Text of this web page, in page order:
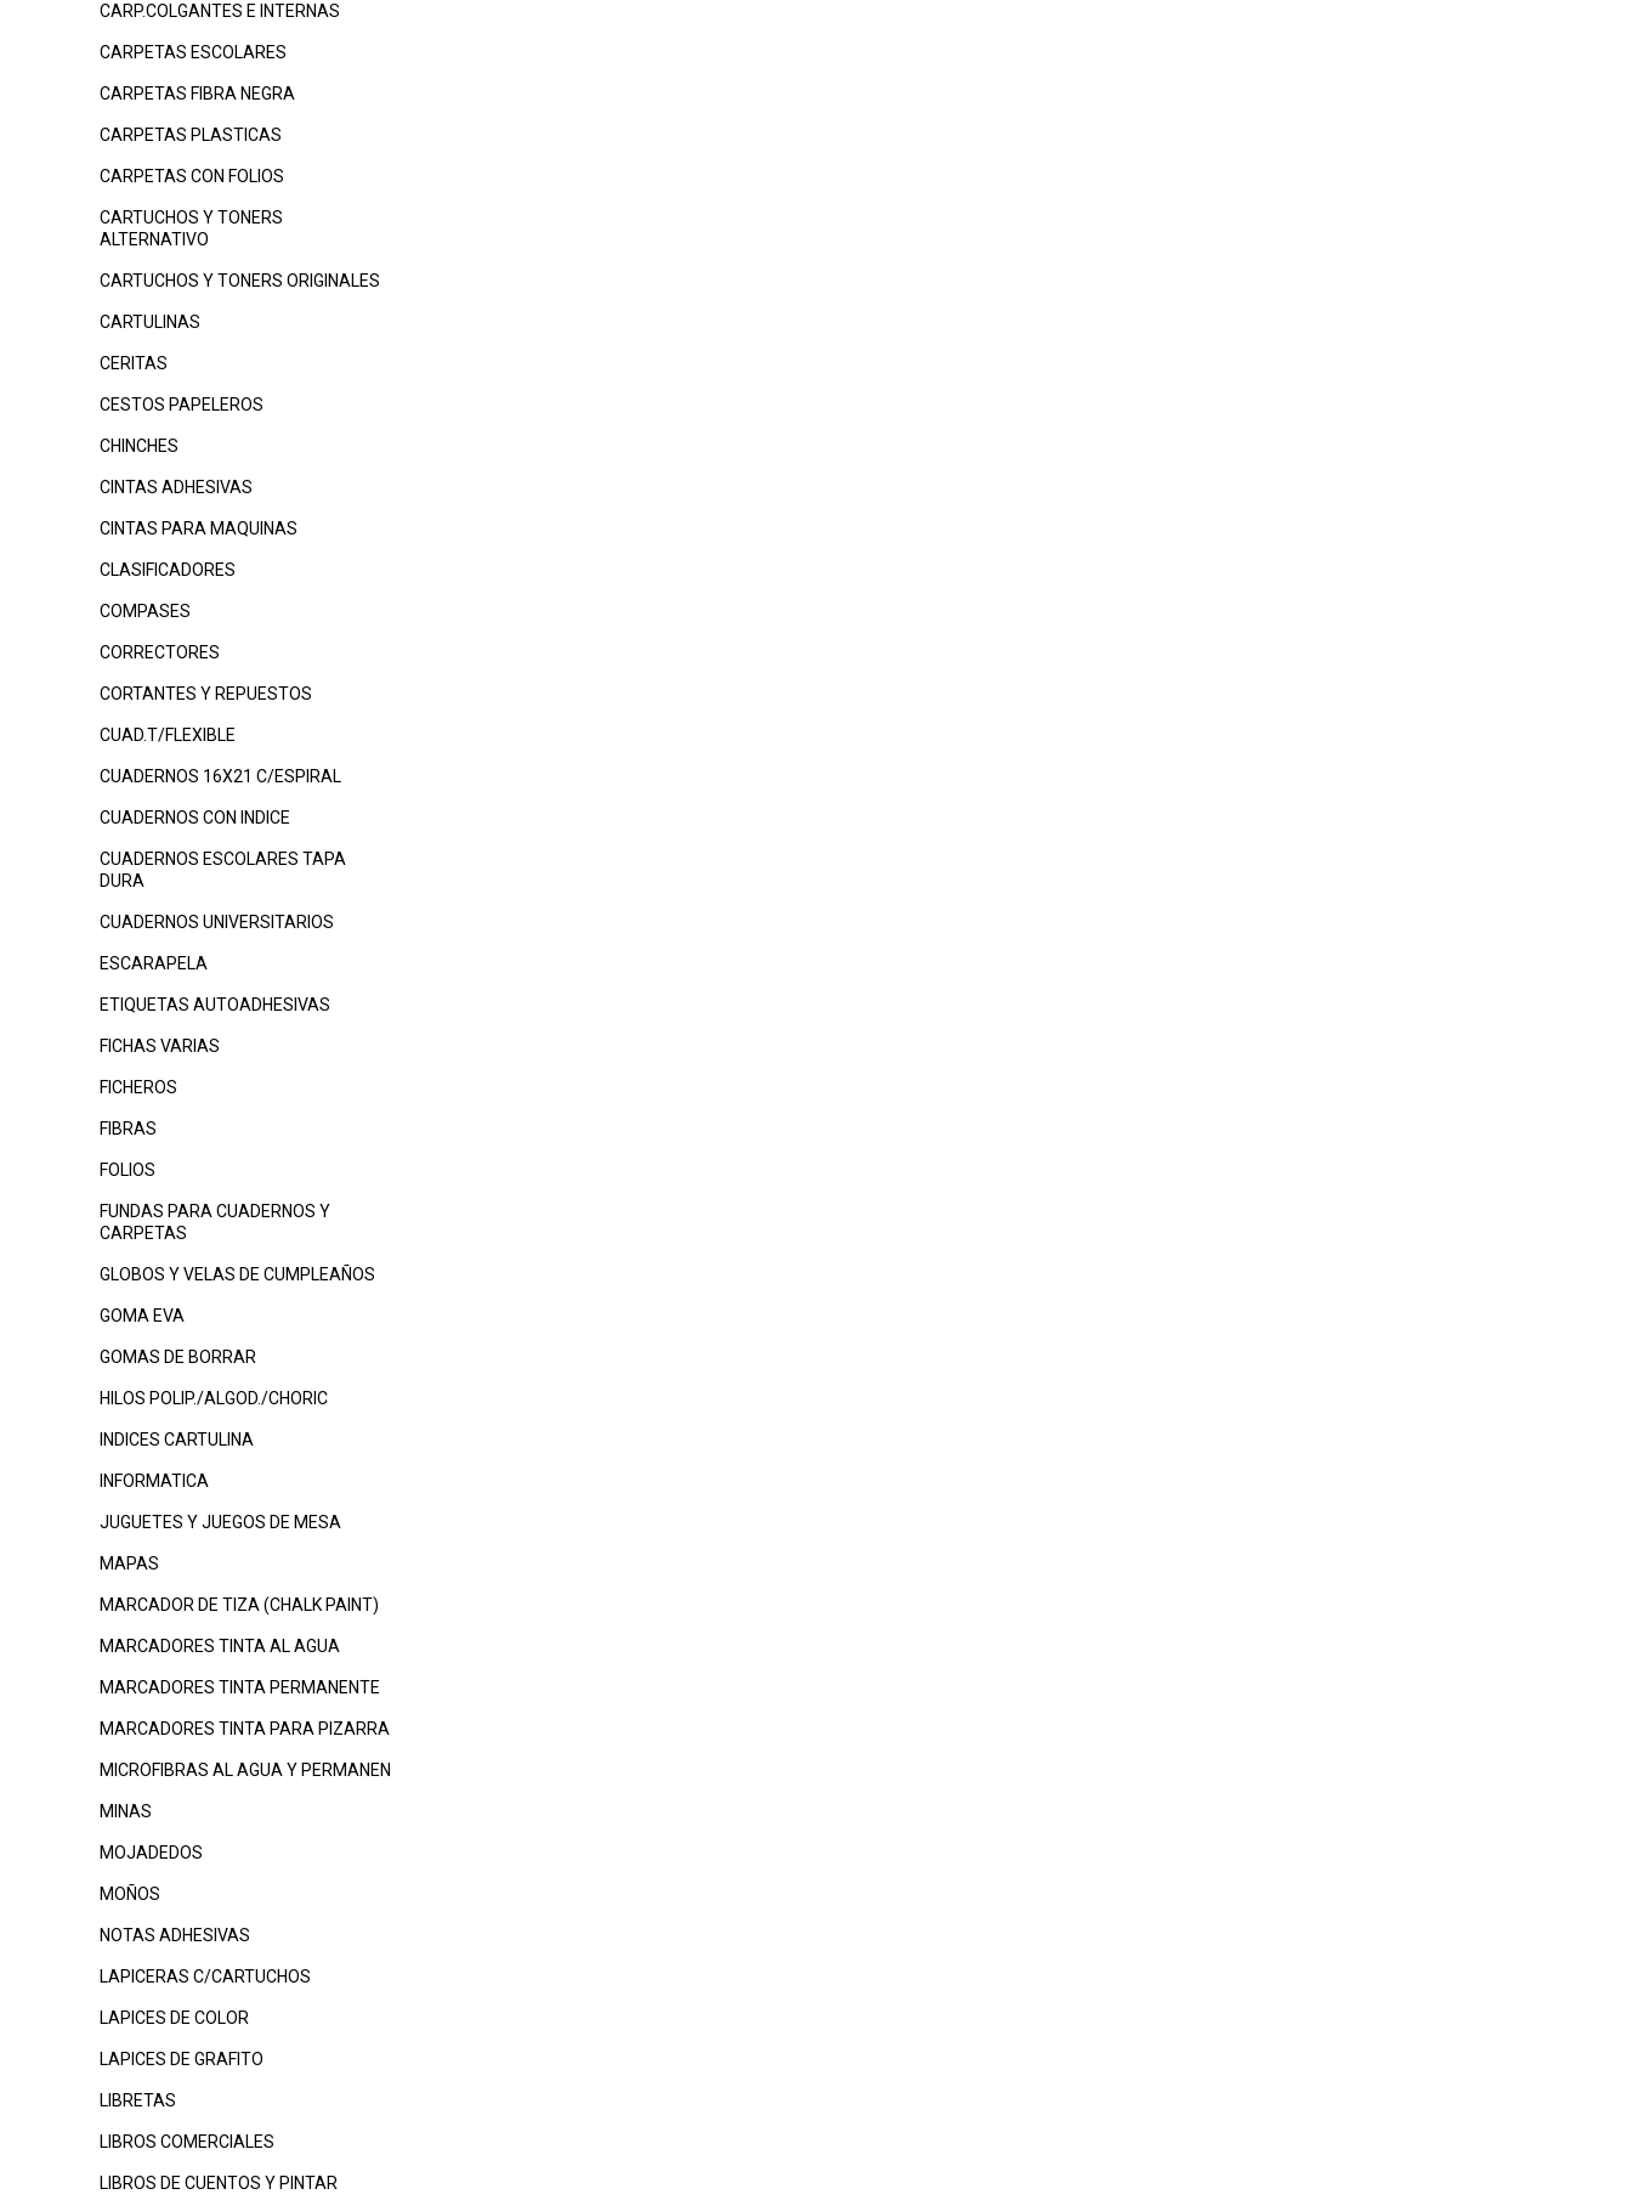
CARP.COLGANTES E INTERNAS
CARPETAS ESCOLARES
CARPETAS FIBRA NEGRA
CARPETAS PLASTICAS
CARPETAS CON FOLIOS
CARTUCHOS Y TONERS
ALTERNATIVO
CARTUCHOS Y TONERS ORIGINALES
CARTULINAS
CERITAS
CESTOS PAPELEROS
CHINCHES
CINTAS ADHESIVAS
CINTAS PARA MAQUINAS
CLASIFICADORES
COMPASES
CORRECTORES
CORTANTES Y REPUESTOS
CUAD.T/FLEXIBLE
CUADERNOS 16X21 C/ESPIRAL
CUADERNOS CON INDICE
CUADERNOS ESCOLARES TAPA
DURA
CUADERNOS UNIVERSITARIOS
ESCARAPELA
ETIQUETAS AUTOADHESIVAS
FICHAS VARIAS
FICHEROS
FIBRAS
FOLIOS
FUNDAS PARA CUADERNOS Y
CARPETAS
GLOBOS Y VELAS DE CUMPLEAÑOS
GOMA EVA
GOMAS DE BORRAR
HILOS POLIP./ALGOD./CHORIC
INDICES CARTULINA
INFORMATICA
JUGUETES Y JUEGOS DE MESA
MAPAS
MARCADOR DE TIZA (CHALK PAINT)
MARCADORES TINTA AL AGUA
MARCADORES TINTA PERMANENTE
MARCADORES TINTA PARA PIZARRA
MICROFIBRAS AL AGUA Y PERMANEN
MINAS
MOJADEDOS
MOÑOS
NOTAS ADHESIVAS
LAPICERAS C/CARTUCHOS
LAPICES DE COLOR
LAPICES DE GRAFITO
LIBRETAS
LIBROS COMERCIALES
LIBROS DE CUENTOS Y PINTAR